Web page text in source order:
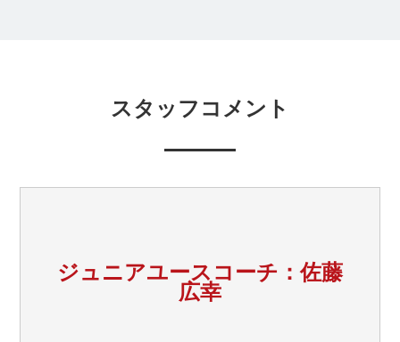
スタッフコメント
ジュニアユースコーチ：佐藤
広幸